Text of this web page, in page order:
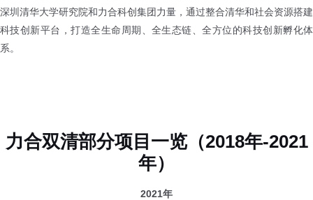
深圳清华大学研究院和力合科创集团力量，通过整合清华和社会资源搭建
科技创新平台，打造全生命周期、全生态链、全方位的科技创新孵化体
系。
力合双清部分项目一览（2018年-2021
年）
2021年